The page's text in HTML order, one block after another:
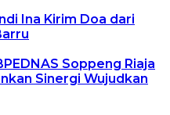
Ina Kirim Doa dari
Soppeng Riaja
Sinergi Wujudkan